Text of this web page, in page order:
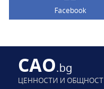
Facebook
CAO.bg
ЦЕННОСТИ И ОБЩНОСТ